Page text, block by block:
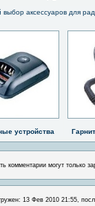
аксессуаров для
устройства
комментарии могут только
13 Фев 2010 21:55,